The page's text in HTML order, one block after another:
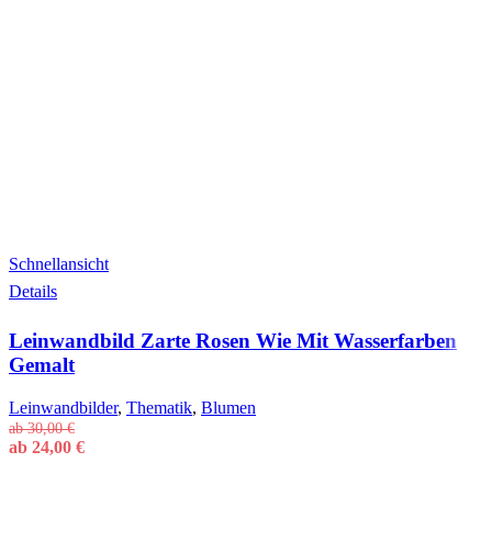
Schnellansicht
Details
mehrere
Varianten
Die
Optionen
können
Leinwandbild Zarte Rosen Wie Mit Wasserfarben
Gemalt
Leinwandbilder, Thematik, Blumen
ab30,00€
ab 24,00 €